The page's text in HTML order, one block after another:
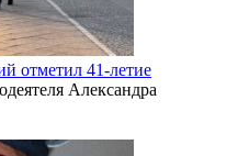
отметил 41-летие
Александра